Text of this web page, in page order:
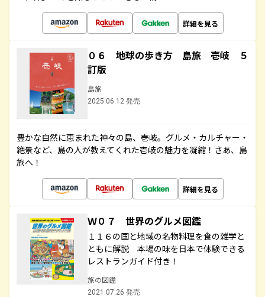
詳細を見る
０６ 地球の歩き方 島旅 壱岐 ５
訂版
島旅
2025.06.12 発売
豊かな自然に恵まれた神々の島、壱岐。グルメ・カルチャー・
絶景など、島の人が教えてくれた壱岐の魅力を凝縮！さあ、島
旅へ！
詳細を見る
Ｗ０７ 世界のグルメ図鑑
１１６の国と地域の名物料理を食の雑学と
ともに解説 本場の味を日本で体験できる
レストランガイド付き！
旅の図鑑
2021.07.26 発売